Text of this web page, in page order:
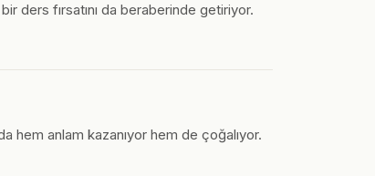
ders fırsatını da beraberinde getiriyor.
hem anlam kazanıyor hem de çoğalıyor.